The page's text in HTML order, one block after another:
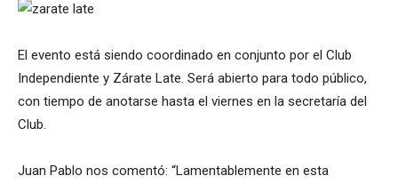
El evento está siendo coordinado en conjunto por el Club
Independiente y Zárate Late. Será abierto para todo público,
con tiempo de anotarse hasta el viernes en la secretaría del
Club.
Juan Pablo nos comentó: “Lamentablemente en esta